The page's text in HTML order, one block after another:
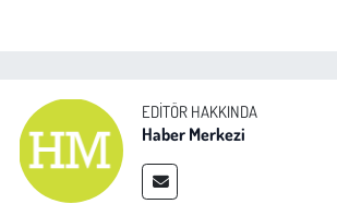
EDITÖR HAKKINDA
Haber Merkezi